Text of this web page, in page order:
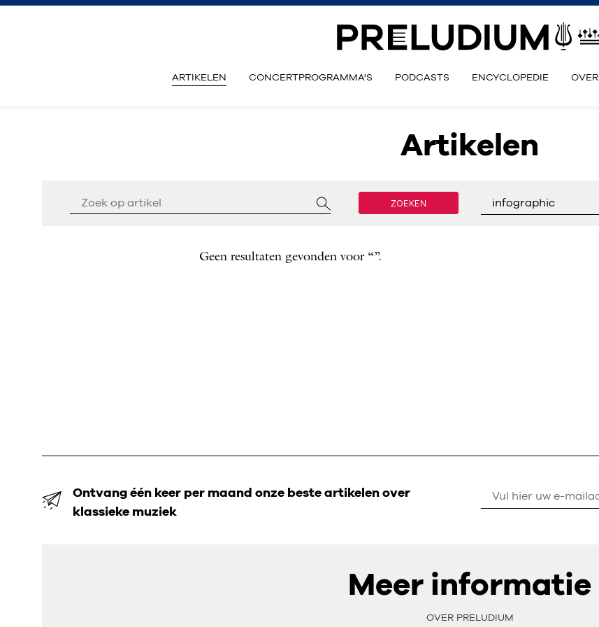
ARTIKELEN CONCERTPROGRAMMA'S PODCASTS ENCYCLOPEDIE OVER
Artikelen
ZOEKEN infographic
Geen resultaten gevonden voor “”.
Ontvang één keer per maand onze beste artikelen over
klassieke muziek
Meer informatie
OVER PRELUDIUM